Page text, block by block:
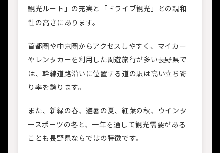
観光ルート」の充実と「ドライブ観光」との親和
性の高さにあります。
首都圏や中京圏からアクセスしやすく、マイカー
やレンタカーを利用した周遊旅行が多い長野県で
は、幹線道路沿いに位置する道の駅は高い立ち寄
り率を誇ります。
また、新緑の春、避暑の夏、紅葉の秋、ウインタ
ースポーツの冬と、一年を通して観光需要がある
ことも長野県ならではの特徴です。